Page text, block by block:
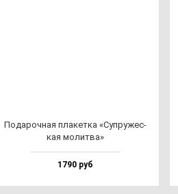
Пода­роч­ная пла­кет­ка «Суп­ру­жес­
кая мо­лит­ва»
1790 руб